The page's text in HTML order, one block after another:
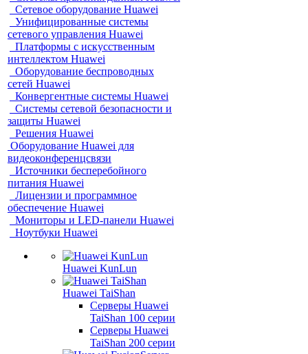
Сетевое оборудование Huawei
Унифицированные системы
сетевого управления Huawei
Платформы с искусственным
интеллектом Huawei
Оборудование беспроводных
сетей Huawei
Конвергентные системы Huawei
Системы сетевой безопасности и
защиты Huawei
Решения Huawei
Оборудование Huawei для
видеоконференцсвязи
Источники бесперебойного
питания Huawei
Лицензии и программное
обеспечение Huawei
Мониторы и LED-панели Huawei
Ноутбуки Huawei
Huawei KunLun
Huawei TaiShan
Серверы Huawei
TaiShan 100 серии
Серверы Huawei
TaiShan 200 серии